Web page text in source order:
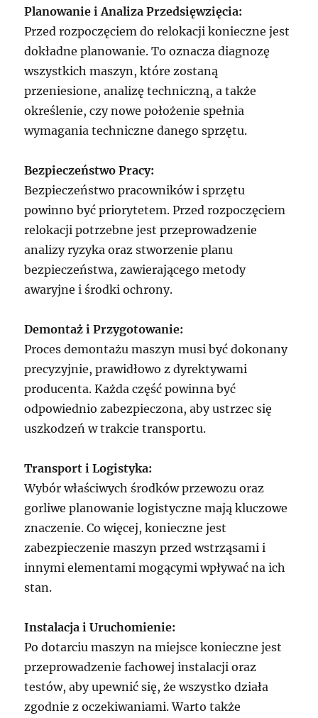
Planowanie i Analiza Przedsięwzięcia:
Przed rozpoczęciem do relokacji konieczne jest
dokładne planowanie. To oznacza diagnozę
wszystkich maszyn, które zostaną
przeniesione, analizę techniczną, a także
określenie, czy nowe położenie spełnia
wymagania techniczne danego sprzętu.
Bezpieczeństwo Pracy:
Bezpieczeństwo pracowników i sprzętu
powinno być priorytetem. Przed rozpoczęciem
relokacji potrzebne jest przeprowadzenie
analizy ryzyka oraz stworzenie planu
bezpieczeństwa, zawierającego metody
awaryjne i środki ochrony.
Demontaż i Przygotowanie:
Proces demontażu maszyn musi być dokonany
precyzyjnie, prawidłowo z dyrektywami
producenta. Każda część powinna być
odpowiednio zabezpieczona, aby ustrzec się
uszkodzeń w trakcie transportu.
Transport i Logistyka:
Wybór właściwych środków przewozu oraz
gorliwe planowanie logistyczne mają kluczowe
znaczenie. Co więcej, konieczne jest
zabezpieczenie maszyn przed wstrząsami i
innymi elementami mogącymi wpływać na ich
stan.
Instalacja i Uruchomienie:
Po dotarciu maszyn na miejsce konieczne jest
przeprowadzenie fachowej instalacji oraz
testów, aby upewnić się, że wszystko działa
zgodnie z oczekiwaniami. Warto także